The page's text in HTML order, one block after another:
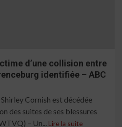
d’une collision entre
identifiée – ABC
Cornish est décédée
des suites de ses blessures
– Un... Lire la suite